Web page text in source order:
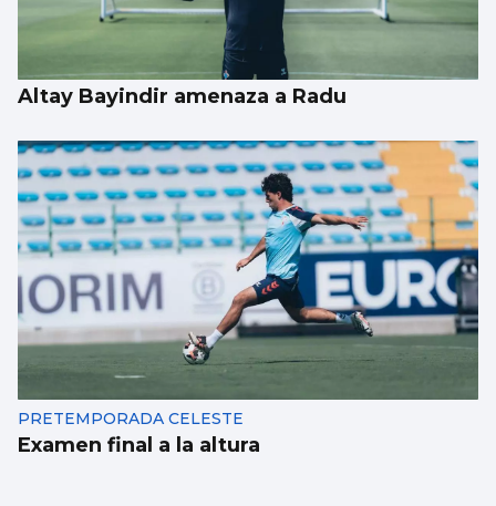
Altay Bayindir amenaza a Radu
PRETEMPORADA CELESTE
Examen final a la altura